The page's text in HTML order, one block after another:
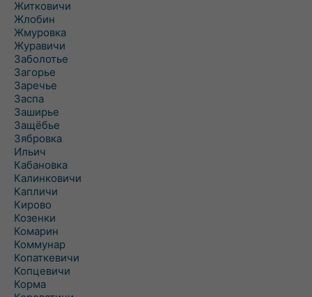
Житковичи
Жлобин
Жмуровка
Журавичи
Заболотье
Загорье
Заречье
Заспа
Заширье
Защёбье
Зябровка
Ильич
Кабановка
Калинковичи
Капличи
Кирово
Козенки
Комарин
Коммунар
Копаткевичи
Копцевичи
Корма